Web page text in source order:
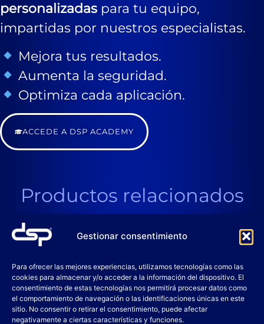
Gestionar consentimiento
Para ofrecer las mejores experiencias, utilizamos tecnologías como las
cookies para almacenar y/o acceder a la información del dispositivo. El
consentimiento de estas tecnologías nos permitirá procesar datos como
el comportamiento de navegación o las identificaciones únicas en este
sitio. No consentir o retirar el consentimiento, puede afectar
negativamente a ciertas características y funciones.
personalizadas para tu equipo,
impartidas por nuestros especialistas.
Mejora tus resultados.
Aumenta la seguridad.
Optimiza cada aplicación.
ACCEDE A DSP ACADEMY
Productos relacionados